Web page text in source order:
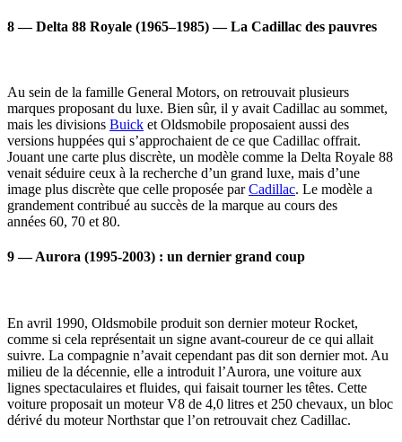
8 — Delta 88 Royale (1965–1985) — La Cadillac des pauvres
Au sein de la famille General Motors, on retrouvait plusieurs
marques proposant du luxe. Bien sûr, il y avait Cadillac au sommet,
mais les divisions Buick et Oldsmobile proposaient aussi des
versions huppées qui s’approchaient de ce que Cadillac offrait.
Jouant une carte plus discrète, un modèle comme la Delta Royale 88
venait séduire ceux à la recherche d’un grand luxe, mais d’une
image plus discrète que celle proposée parCadillac. Le modèle a
grandement contribué au succès de la marque au cours des
années 60, 70 et 80.
9 — Aurora (1995-2003) : un dernier grand coup
En avril 1990, Oldsmobile produit son dernier moteur Rocket,
comme si cela représentait un signe avant-coureur de ce qui allait
suivre. La compagnie n’avait cependant pas dit son dernier mot. Au
milieu de la décennie, elle a introduit l’Aurora, une voiture aux
lignes spectaculaires et fluides, qui faisait tourner les têtes. Cette
voiture proposait un moteur V8 de 4,0 litres et 250 chevaux, un bloc
dérivé du moteur Northstar que l’on retrouvait chez Cadillac.